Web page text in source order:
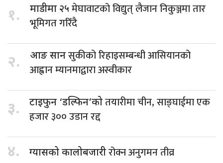
१. माडीमा २५ मेघावाटको विद्युत् लैजान निकुञ्जमा तार
भूमिगत गरिँदै
२. आङ सानसुकीको रिहाइसम्बन्धी आसियानको
आह्वान म्यानमाद्वारा अस्वीकार
३. टाइफुन ‘डल्फिन’कोतयारीमा चीन, साङ्घाईमा एक
हजार ३०० उडान रद्द
४. ग्यासको कालोबजारीरोक्न अनुगमन तीव्र